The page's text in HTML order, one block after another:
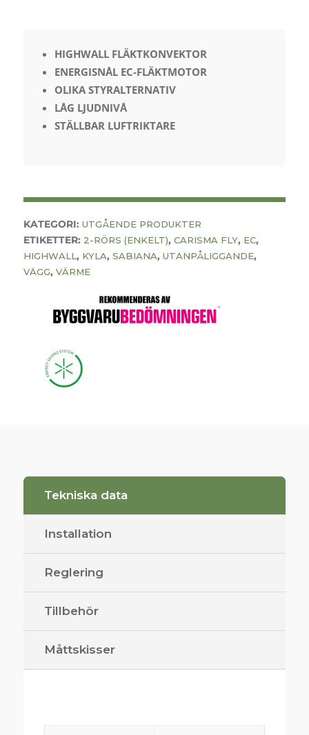
HIGHWALL FLÄKTKONVEKTOR
ENERGISNÅL EC-FLÄKTMOTOR
OLIKA STYRALTERNATIV
LÅG LJUDNIVÅ
STÄLLBAR LUFTRIKTARE
KATEGORI: UTGÅENDE PRODUKTER
ETIKETTER: 2-RÖRS (ENKELT), CARISMA FLY, EC,
HIGHWALL, KYLA, SABIANA, UTANPÅLIGGANDE,
VÄGG, VÄRME
Tekniska data
Installation
Reglering
Tillbehör
Måttskisser